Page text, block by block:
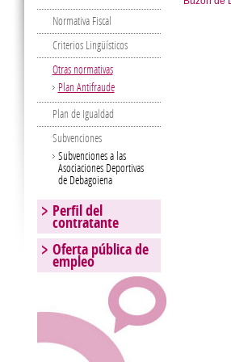
Normativa Fiscal
Criterios Lingüísticos
Otras normativas
Plan Antifraude
Plan de Igualdad
Subvenciones
Subvenciones a las
Asociaciones Deportivas
de Debagoiena
Perfil del
contratante
Oferta pública de
empleo